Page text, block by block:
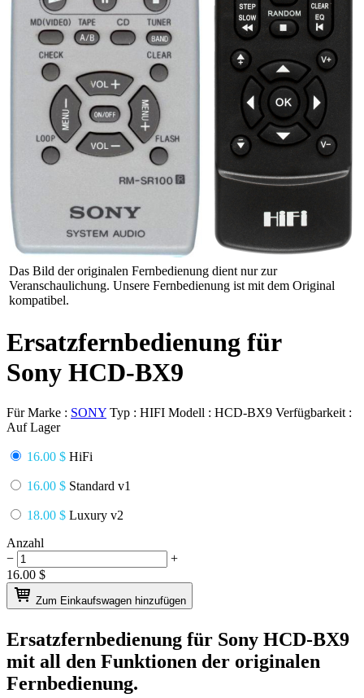
Das Bild der originalen Fernbedienung dient nur zur
Veranschaulichung. Unsere Fernbedienung ist mit dem Original
kompatibel.
Ersatzfernbedienung für
Sony HCD-BX9
Für Marke : SONY Typ : HIFI Modell : HCD-BX9 Verfügbarkeit :
Auf Lager
16.00 $ HiFi
16.00 $ Standard v1
18.00 $ Luxury v2
Anzahl
−
+
16.00 $
Zum Einkaufswagen hinzufügen
Ersatzfernbedienung für Sony HCD-BX9
mit all den Funktionen der originalen
Fernbedienung.